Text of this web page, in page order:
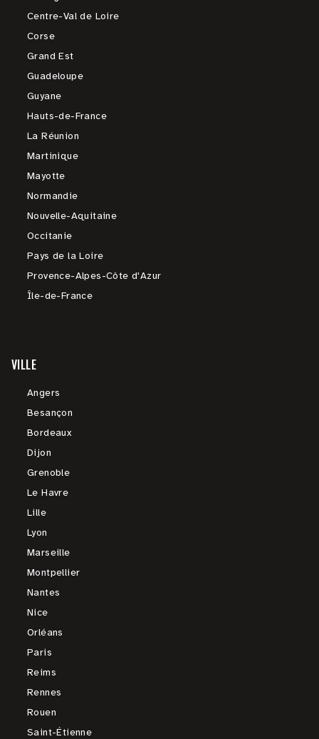
Centre-Val de Loire
Corse
Grand Est
Guadeloupe
Guyane
Hauts-de-France
La Réunion
Martinique
Mayotte
Normandie
Nouvelle-Aquitaine
Occitanie
Pays de la Loire
Provence-Alpes-Côte d'Azur
Île-de-France
VILLE
Angers
Besançon
Bordeaux
Dijon
Grenoble
Le Havre
Lille
Lyon
Marseille
Montpellier
Nantes
Nice
Orléans
Paris
Reims
Rennes
Rouen
Saint-Étienne